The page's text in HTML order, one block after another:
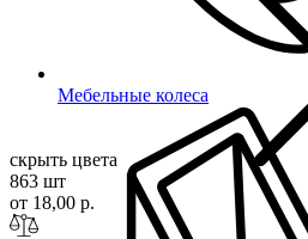
Мебельные колеса
скрыть цвета
863 шт
от 18,00 р.